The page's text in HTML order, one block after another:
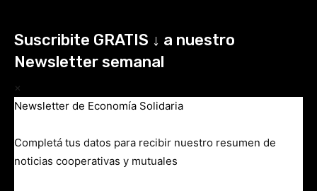
Suscribite GRATIS ↓ a nuestro
Newsletter semanal
×
Newsletter de Economía Solidaria
Completá tus datos para recibir nuestro resumen de
noticias cooperativas y mutuales